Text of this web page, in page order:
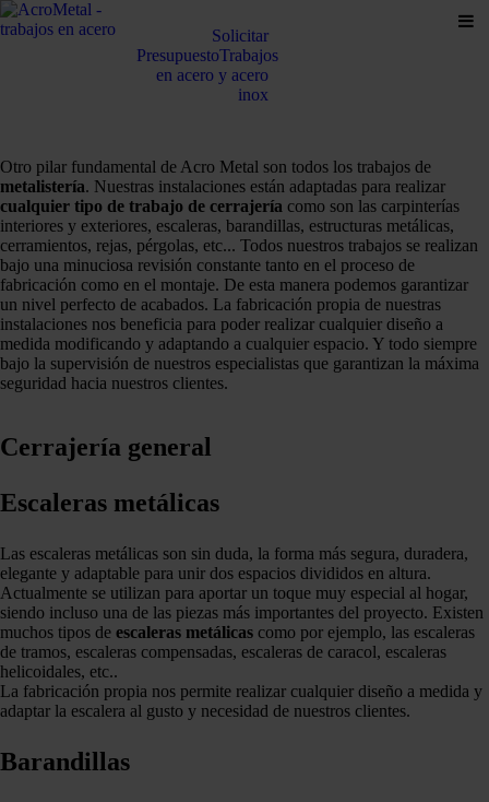
Solicitar
PresupuestoTrabajos
en acero y acero
inox
Otro pilar fundamental de Acro Metal son todos los trabajos de
metalistería. Nuestras instalaciones están adaptadas para realizar
cualquier tipo de trabajo de cerrajería como son las carpinterías
interiores y exteriores, escaleras, barandillas, estructuras metálicas,
cerramientos, rejas, pérgolas, etc... Todos nuestros trabajos se realizan
bajo una minuciosa revisión constante tanto en el proceso de
fabricación como en el montaje. De esta manera podemos garantizar
un nivel perfecto de acabados. La fabricación propia de nuestras
instalaciones nos beneficia para poder realizar cualquier diseño a
medida modificando y adaptando a cualquier espacio. Y todo siempre
bajo la supervisión de nuestros especialistas que garantizan la máxima
seguridad hacia nuestros clientes.
Cerrajería general
Escaleras metálicas
Las escaleras metálicas son sin duda, la forma más segura, duradera,
elegante y adaptable para unir dos espacios divididos en altura.
Actualmente se utilizan para aportar un toque muy especial al hogar,
siendo incluso una de las piezas más importantes del proyecto. Existen
muchos tipos de escaleras metálicas como por ejemplo, las escaleras
de tramos, escaleras compensadas, escaleras de caracol, escaleras
helicoidales, etc..
La fabricación propia nos permite realizar cualquier diseño a medida y
adaptar la escalera al gusto y necesidad de nuestros clientes.
Barandillas